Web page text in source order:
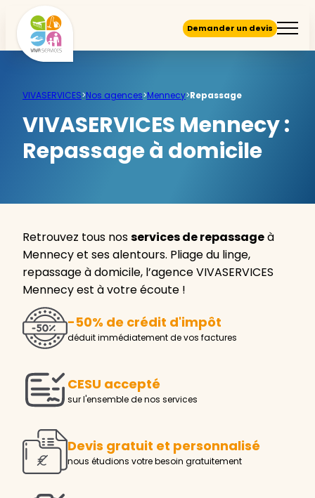
Demander un devis
VIVASERVICES>Nos agences>Mennecy>Repassage
VIVASERVICES Mennecy :
Repassage à domicile
Retrouvez tous nosservices de repassageà
Mennecy et ses alentours. Pliage du linge,
repassage à domicile, l’agence VIVASERVICES
Mennecy est à votre écoute !
-50% de crédit d'impôt
déduit immédiatement de vos factures
CESU accepté
sur l'ensemble de nos services
Devis gratuit et personnalisé
nous étudions votre besoin gratuitement